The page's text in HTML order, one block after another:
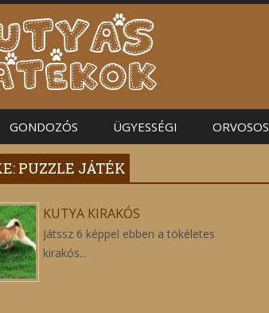
menu
GONDOZÓS ÜGYESSÉGI ORVOSOS
PUZZLE JÁTÉK
KUTYA KIRAKÓS
Játssz 6 képpel ebben a tökéletes
kirakós...